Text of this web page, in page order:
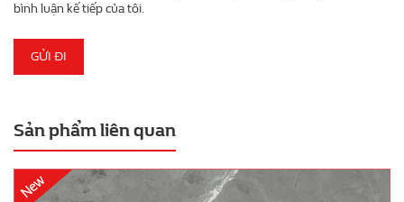
bình luận kế tiếp của tôi.
Sản phẩm liên quan